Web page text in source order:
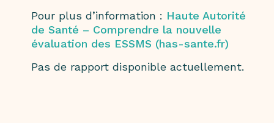
Pour plus d’information : Haute Autorité
de Santé – Comprendre la nouvelle
évaluation des ESSMS (has-sante.fr)
Pas de rapport disponible actuellement.